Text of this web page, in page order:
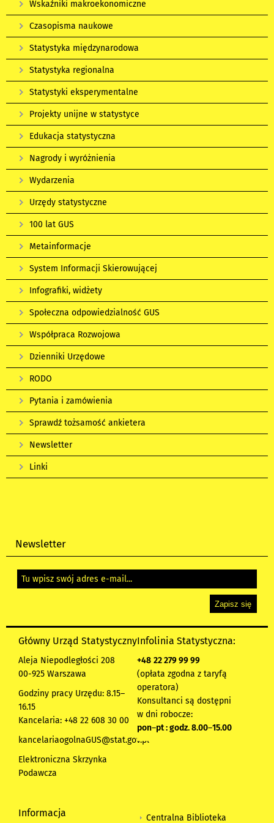
Wskaźniki makroekonomiczne
Czasopisma naukowe
Statystyka międzynarodowa
Statystyka regionalna
Statystyki eksperymentalne
Projekty unijne w statystyce
Edukacja statystyczna
Nagrody i wyróżnienia
Wydarzenia
Urzędy statystyczne
100 lat GUS
Metainformacje
System Informacji Skierowującej
Infografiki, widżety
Społeczna odpowiedzialność GUS
Współpraca Rozwojowa
Dzienniki Urzędowe
RODO
Pytania i zamówienia
Sprawdź tożsamość ankietera
Newsletter
Linki
Newsletter
Główny Urząd Statystyczny
Aleja Niepodległości 208
00-925 Warszawa
Godziny pracy Urzędu: 8.15–
16.15
Kancelaria: +48 22 608 30 00
kancelariaogolnaGUS@stat.gov.pl
Elektroniczna Skrzynka
Podawcza
Infolinia Statystyczna:
+48 22 279 99 99
(opłata zgodna z taryfą
operatora)
Konsultanci są dostępni
w dni robocze:
pon–pt : godz. 8.00–15.00
Informacja
Centralna Biblioteka